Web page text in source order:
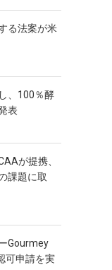
る法案が米
、100％酵
表
が提携、
課題に取
Gourmey
可申請を実